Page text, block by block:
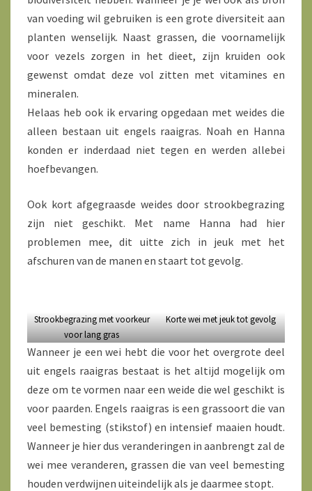
van voeding wil gebruiken is een grote diversiteit aan
planten wenselijk. Naast grassen, die voornamelijk
voor vezels zorgen in het dieet, zijn kruiden ook
gewenst omdat deze vol zitten met vitamines en
mineralen.
Helaas heb ook ik ervaring opgedaan met weides die
alleen bestaan uit engels raaigras. Noah en Hanna
konden er inderdaad niet tegen en werden allebei
hoefbevangen.
Ook kort afgegraasde weides door strookbegrazing
zijn niet geschikt. Met name Hanna had hier
problemen mee, dit uitte zich in jeuk met het
afschuren van de manen en staart tot gevolg.
Strookbegrazing met voorkeur
voor lang gras
Korte wei met jeuk tot gevolg
Wanneer je een wei hebt die voor het overgrote deel
uit engels raaigras bestaat is het altijd mogelijk om
deze om te vormen naar een weide die wel geschikt is
voor paarden. Engels raaigras is een grassoort die van
veel bemesting (stikstof) en intensief maaien houdt.
Wanneer je hier dus veranderingen in aanbrengt zal de
wei mee veranderen, grassen die van veel bemesting
houden verdwijnen uiteindelijk als je daarmee stopt.